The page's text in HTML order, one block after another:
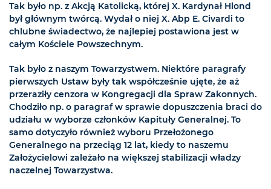
Tak było np. z Akcją Katolicką, której X. Kardynał Hlond
był głównym twórcą. Wydał o niej X. Abp E. Civardi to
chlubne świadectwo, że najlepiej postawiona jest w
całym Kościele Powszechnym.
Tak było z naszym Towarzystwem. Niektóre paragrafy
pierwszych Ustaw były tak współcześnie ujęte, że aż
przeraziły cenzora w Kongregacji dla Spraw Zakonnych.
Chodziło np. o paragraf w sprawie dopuszczenia braci do
udziału w wyborze członków Kapituły Generalnej. To
samo dotyczyło również wyboru Przełożonego
Generalnego na przeciąg 12 lat, kiedy to naszemu
Założycielowi zależało na większej stabilizacji władzy
naczelnej Towarzystwa.